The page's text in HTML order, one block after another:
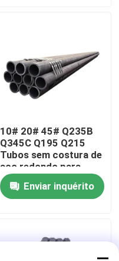
10# 20# 45# Q235B
Q345C Q195 Q215
Tubos sem costura de
aço redondo para
fluidos
Enviar inquérito